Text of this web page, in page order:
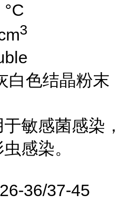
3
白色结晶粉末
敏感菌感染，
感染。
36/37-45